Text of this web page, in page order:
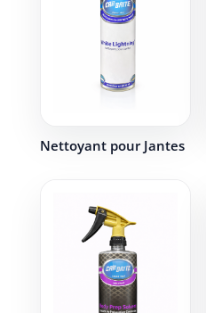
Nettoyant pour Jantes